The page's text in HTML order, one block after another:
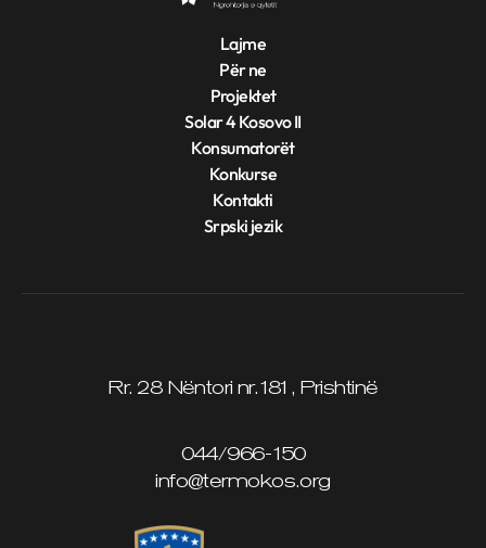
Lajme
Për ne
Projektet
Solar 4 Kosovo II
Konsumatorët
Konkurse
Kontakti
Srpski jezik
Rr. 28 Nëntori nr.181, Prishtinë
044/966-150
info@termokos.org